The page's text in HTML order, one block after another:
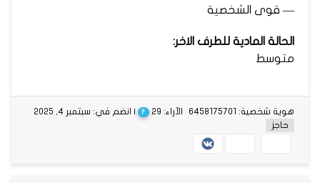
— قوى الشخصية
الحالة المادية للطرف الاخر:
متوسط
الآراء: 29 ? | انضم في: سبتمبر 4, 2025
هوية شخصية: 6458175701
حاجز